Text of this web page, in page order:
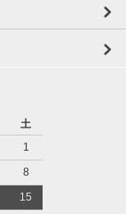
土
1
8
15